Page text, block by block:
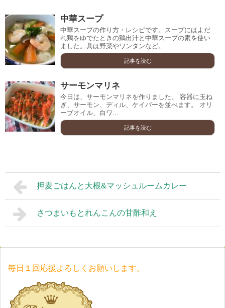
中華スープ
中華スープの作り方・レシピです。スープにはよだ
れ鶏をゆでたときの鶏出汁と中華スープの素を使い
ました。具は野菜やワンタンなど。
記事を読む
サーモンマリネ
今日は、サーモンマリネを作りました。 容器に玉ね
ぎ、サーモン、ディル、ケイパーを並べます。 オリ
ーブオイル、白ワ...
記事を読む
押麦ごはんと大根&マッシュルームカレー
さつまいもとれんこんの甘酢和え
毎日１回応援よろしくお願いします。